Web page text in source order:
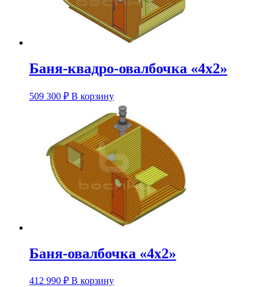
Баня-квадро-овалбочка «4х2»
509 300 ₽ В корзинуЭтот
товар
имеет
несколько
вариаций.
Опции
можно
выбрать
на
странице
товара.
Баня-овалбочка «4х2»
412 990 ₽ В корзинуЭтот